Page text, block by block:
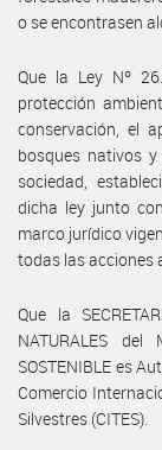
o se encontrasen
Que la Ley Nº
protección
conservación, el
bosques nativos
sociedad,
dicha ley junto
marco jurídico
todas las acciones
Que la
NATURALES del
SOSTENIBLE es
Comercio
Silvestres (CITES).